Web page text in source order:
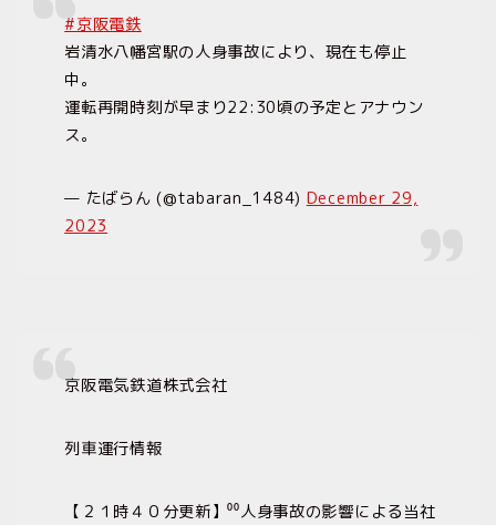
#京阪電鉄
岩清水八幡宮駅の人身事故により、現在も停止
中。
運転再開時刻が早まり22:30頃の予定とアナウン
ス。
— たばらん (@tabaran_1484) December 29,
2023
京阪電気鉄道株式会社
列車運行情報
【２１時４０分更新】⁰⁰人身事故の影響による当社